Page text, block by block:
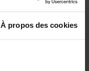
À propos des cookies